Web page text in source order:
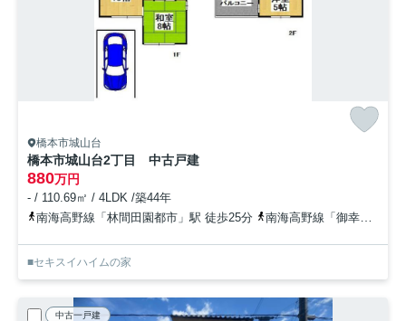
橋本市城山台
橋本市城山台2丁目 中古戸建
880万円
- / 110.69㎡ / 4LDK /築44年
南海高野線「林間田園都市」駅 徒歩25分
南海高野線「御幸辻」駅 徒歩27分
■セキスイハイムの家
中古一戸建